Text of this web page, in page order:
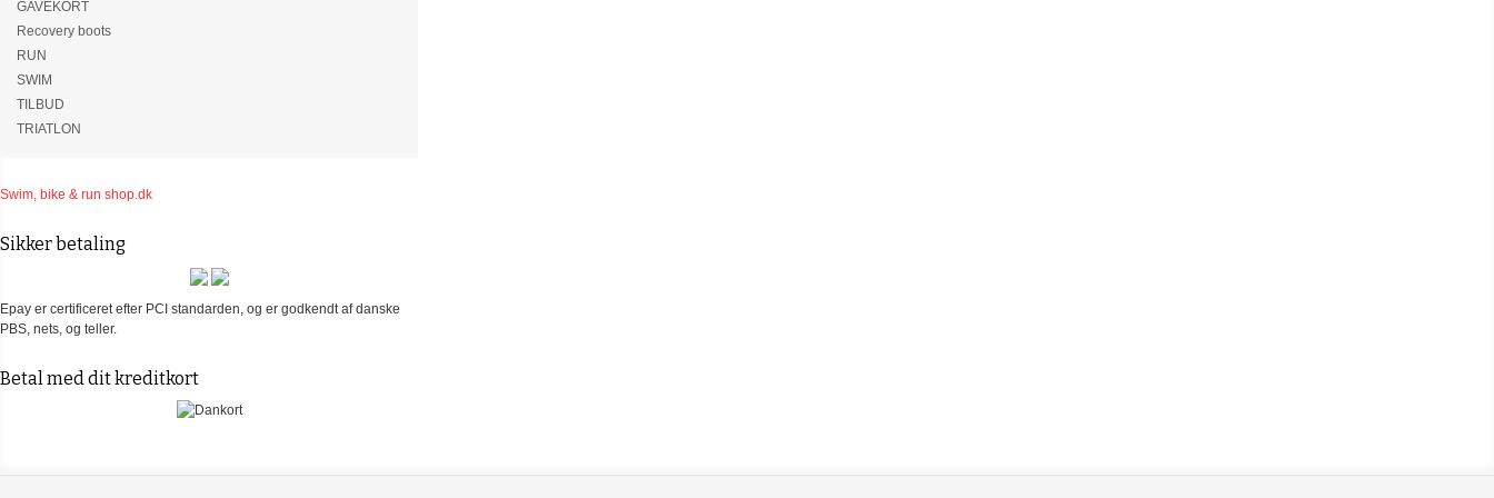
GAVEKORT
Recovery boots
RUN
SWIM
TILBUD
TRIATLON
Swim, bike & run shop.dk
Sikker betaling
Epay er certificeret efter PCI standarden, og er godkendt af danske
PBS, nets, og teller.
Betal med dit kreditkort